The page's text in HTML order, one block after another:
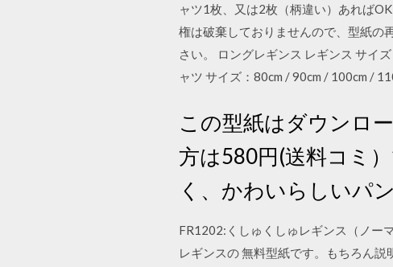
ャツ1枚、又は2枚（柄違い）あれば
権は破棄しておりませんので、型紙の
さい。 ロングレギンス レギンス サイ
ャツ サイズ：80cm / 90cm / 100cm /
この型紙はダウンロ
方は580円(送料コミ
く、かわいらしいパ
FR1202:くしゅくしゅレギンス（ノー
レギンスの 無料型紙です。もちろん